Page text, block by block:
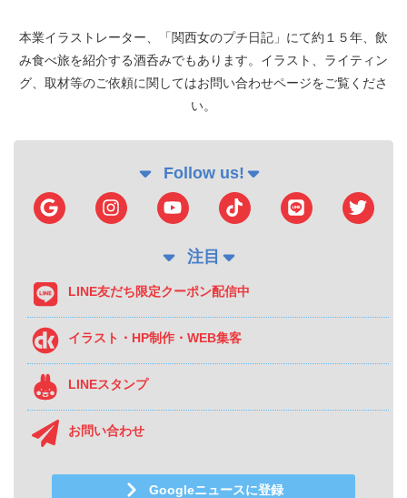
本業イラストレーター、「関西女のプチ日記」にて約１５年、飲
み食べ旅を紹介する酒呑みでもあります。イラスト、ライティン
グ、取材等のご依頼に関してはお問い合わせページをご覧くださ
い。
Follow us!
注目
LINE友だち限定クーポン配信中
イラスト・HP制作・WEB集客
LINEスタンプ
お問い合わせ
Googleニュースに登録